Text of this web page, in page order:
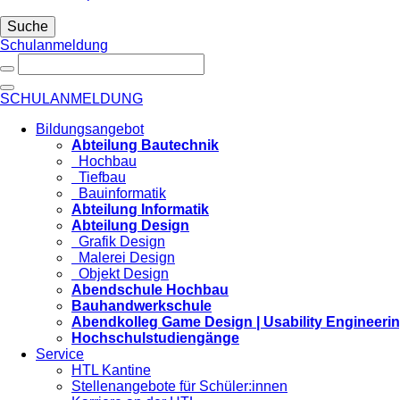
Suche
Schulanmeldung
SCHULANMELDUNG
Bildungsangebot
Abteilung Bautechnik
Hochbau
Tiefbau
Bauinformatik
Abteilung Informatik
Abteilung Design
Grafik Design
Malerei Design
Objekt Design
Abendschule Hochbau
Bauhandwerkschule
Abendkolleg Game Design | Usability
Hochschulstudiengänge
Service
HTL Kantine
Stellenangebote für Schüler:innen